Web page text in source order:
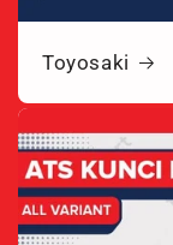
Toyosaki